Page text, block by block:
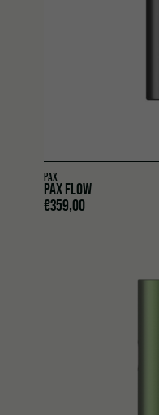
PAX
PAX FLOW
€359,00